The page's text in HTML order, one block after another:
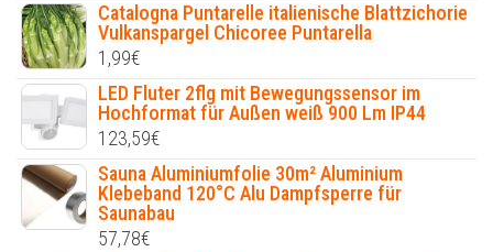
Catalogna Puntarelle italienische Blattzichorie
Vulkanspargel Chicoree Puntarella
1,99€
LED Fluter 2flg mit Bewegungssensor im
Hochformat für Außen weiß 900 Lm IP44
123,59€
Sauna Aluminiumfolie 30m² Aluminium
Klebeband 120°C Alu Dampfsperre für
Saunabau
57,78€